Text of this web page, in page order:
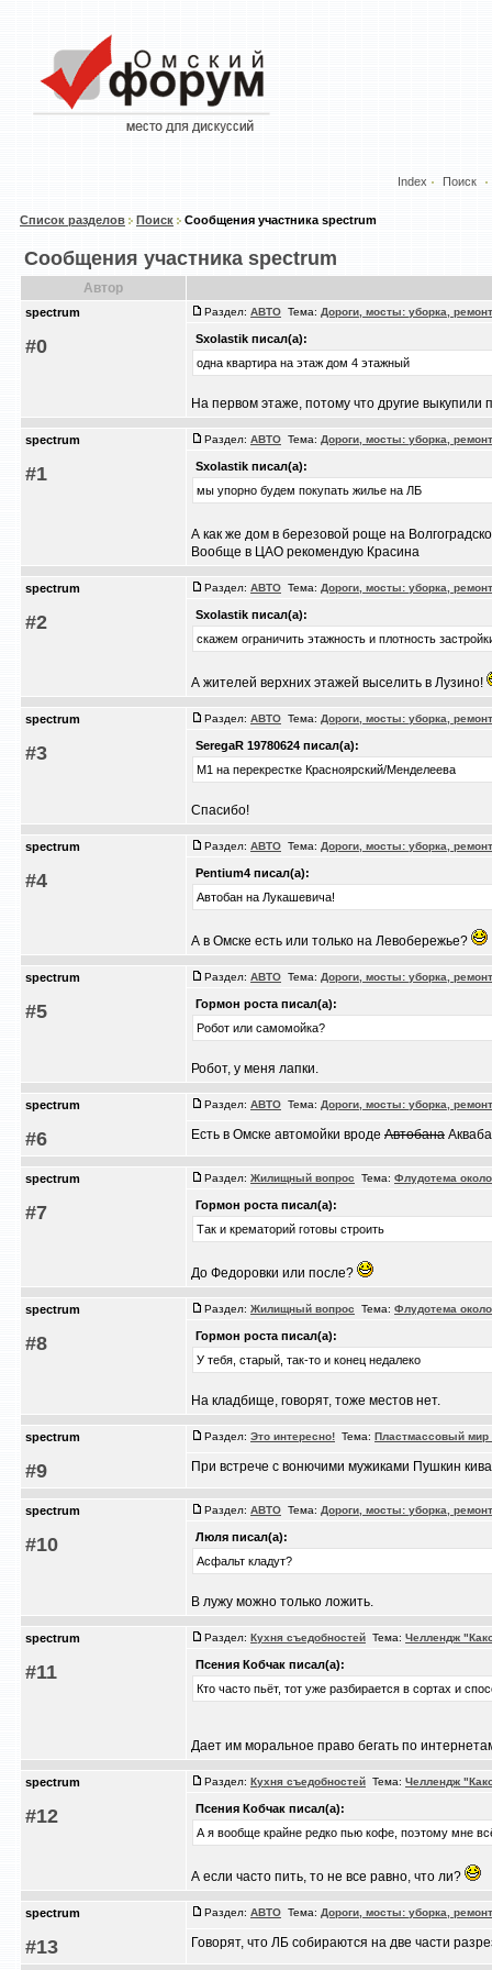
Index Поиск
Список разделов Поиск Сообщения участника spectrum
Сообщения участника spectrum
Автор
spectrum
#0
Раздел: АВТО Тема: Дороги, мосты: уборка,
Sxolastik писал(а):
одна квартира на этаж дом 4 этажный
На первом этаже, потому что другие выкупили
spectrum
#1
Раздел: АВТО Тема: Дороги, мосты: уборка,
Sxolastik писал(а):
мы упорно будем покупать жилье на ЛБ
А как же дом в березовой роще на
Вообще в ЦАО рекомендую Красина
spectrum
#2
Раздел: АВТО Тема: Дороги, мосты: уборка,
Sxolastik писал(а):
скажем ограничить этажность и плотность
А жителей верхних этажей выселить в Лузино!
spectrum
#3
Раздел: АВТО Тема: Дороги, мосты: уборка,
SeregaR 19780624 писал(а):
М1 на перекрестке Красноярский/Менделеева
Спасибо!
spectrum
#4
Раздел: АВТО Тема: Дороги, мосты: уборка,
Pentium4 писал(а):
Автобан на Лукашевича!
А в Омске есть или только на Левобережье?
spectrum
#5
Раздел: АВТО Тема: Дороги, мосты: уборка,
Гормон роста писал(а):
Робот или самомойка?
Робот, у меня лапки.
spectrum
#6
Раздел: АВТО Тема: Дороги, мосты: уборка,
Есть в Омске автомойки вроде Автобана
spectrum
#7
Раздел: Жилищный вопрос Тема: Флудотема
Гормон роста писал(а):
Так и крематорий готовы строить
До Федоровки или после?
spectrum
#8
Раздел: Жилищный вопрос Тема: Флудотема
Гормон роста писал(а):
У тебя, старый, так-то и конец недалеко
На кладбище, говорят, тоже местов нет.
spectrum
#9
Раздел: Это интересно! Тема: Пластмассовый мир
При встрече с вонючими мужиками Пушкин
spectrum
#10
Раздел: АВТО Тема: Дороги, мосты: уборка,
Люля писал(а):
Асфальт кладут?
В лужу можно только ложить.
spectrum
#11
Раздел: Кухня съедобностей Тема: Челлендж
Псения Кобчак писал(а):
Кто часто пьёт, тот уже разбирается в сортах и
Дает им моральное право бегать по
spectrum
#12
Раздел: Кухня съедобностей Тема: Челлендж
Псения Кобчак писал(а):
А я вообще крайне редко пью кофе, поэтому мне
А если часто пить, то не все равно, что ли?
spectrum
#13
Раздел: АВТО Тема: Дороги, мосты: уборка,
Говорят, что ЛБ собираются на две части